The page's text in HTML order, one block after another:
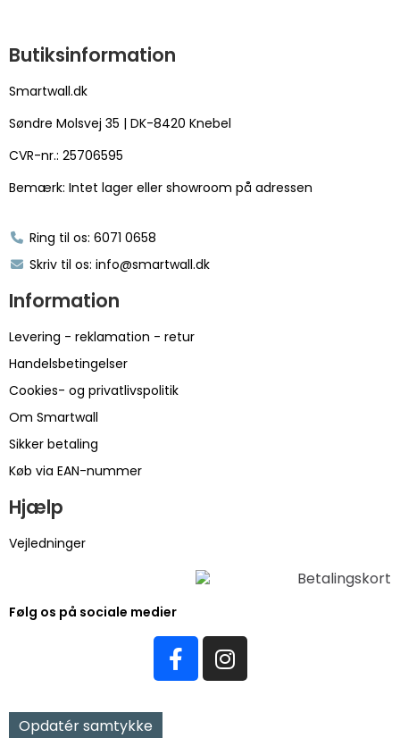
Butiksinformation
Smartwall.dk
Søndre Molsvej 35 | DK-8420 Knebel
CVR-nr.: 25706595
Bemærk: Intet lager eller showroom på adressen
Ring til os: 6071 0658
Skriv til os: info@smartwall.dk
Information
Levering - reklamation - retur
Handelsbetingelser
Cookies- og privatlivspolitik
Om Smartwall
Sikker betaling
Køb via EAN-nummer
Hjælp
Vejledninger
Følg os på sociale medier
Opdatér samtykke